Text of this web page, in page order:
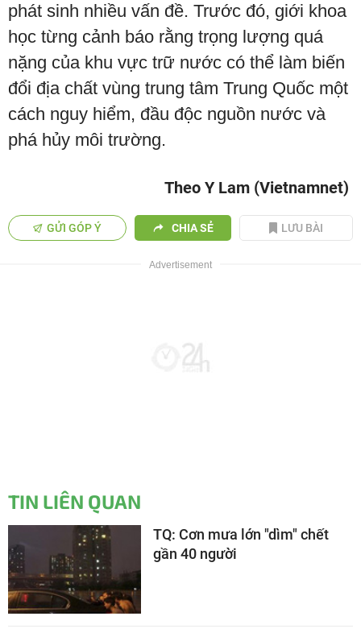
phát sinh nhiều vấn đề. Trước đó, giới khoa
học từng cảnh báo rằng trọng lượng quá
nặng của khu vực trữ nước có thể làm biến
đổi địa chất vùng trung tâm Trung Quốc một
cách nguy hiểm, đầu độc nguồn nước và
phá hủy môi trường.
Theo Y Lam (Vietnamnet)
GỬI GÓP Ý CHIA SẺ LƯU BÀI
TIN LIÊN QUAN
TQ: Cơn mưa lớn "dìm" chết
gần 40 người